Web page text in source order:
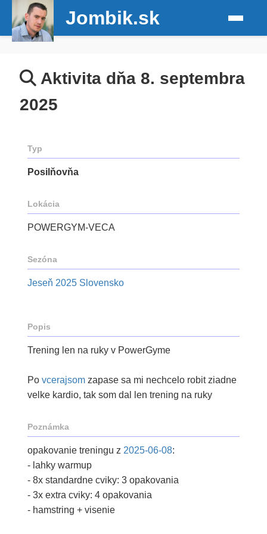
Jombik.sk
Aktivita dňa 8. septembra
2025
Typ
Posilňovňa
Lokácia
POWERGYM-VECA
Sezóna
Jeseň 2025 Slovensko
Popis
Trening len na ruky v PowerGyme
Po vcerajsom zapase sa mi nechcelo robit ziadne
velke kardio, tak som dal len trening na ruky
Poznámka
opakovanie treningu z 2025-06-08:
- lahky warmup
- 8x standardne cviky: 3 opakovania
- 3x extra cviky: 4 opakovania
- hamstring + visenie